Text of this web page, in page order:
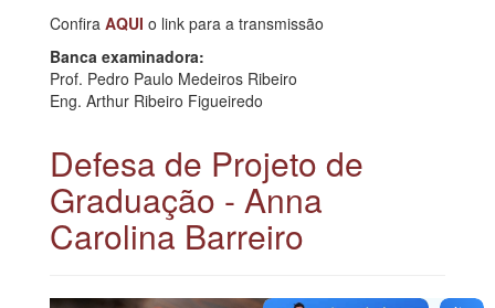
Confira AQUI o link para a transmissão
Banca examinadora:
Prof. Pedro Paulo Medeiros Ribeiro
Eng. Arthur Ribeiro Figueiredo
Defesa de Projeto de
Graduação - Anna
Carolina Barreiro